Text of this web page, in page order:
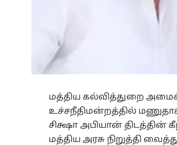
மத்திய கல்வித்துறை
உச்சநீதிமன்றத்தில்
சிக்ஷா அபியான்
மத்திய அரசு நிறுத்தி